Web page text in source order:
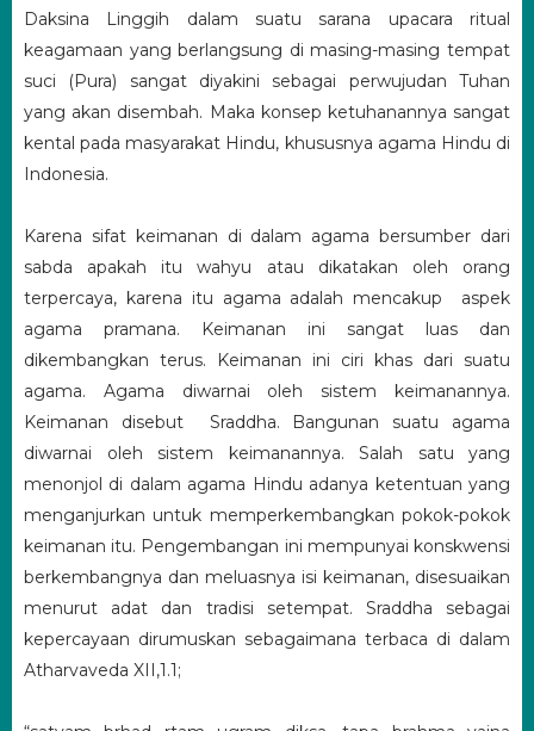
Daksina Linggih dalam suatu sarana upacara ritual
keagamaan yang berlangsung di masing-masing tempat
suci (Pura) sangat diyakini sebagai perwujudan Tuhan
yang akan disembah. Maka konsep ketuhanannya sangat
kental pada masyarakat Hindu, khususnya agama Hindu di
Indonesia.
Karena sifat keimanan di dalam agama bersumber dari
sabda apakah itu wahyu atau dikatakan oleh orang
terpercaya, karena itu agama adalah mencakup aspek
agama pramana. Keimanan ini sangat luas dan
dikembangkan terus. Keimanan ini ciri khas dari suatu
agama. Agama diwarnai oleh sistem keimanannya.
Keimanan disebut Sraddha. Bangunan suatu agama
diwarnai oleh sistem keimanannya. Salah satu yang
menonjol di dalam agama Hindu adanya ketentuan yang
menganjurkan untuk memperkembangkan pokok-pokok
keimanan itu. Pengembangan ini mempunyai konskwensi
berkembangnya dan meluasnya isi keimanan, disesuaikan
menurut adat dan tradisi setempat. Sraddha sebagai
kepercayaan dirumuskan sebagaimana terbaca di dalam
Atharvaveda XII,1.1;